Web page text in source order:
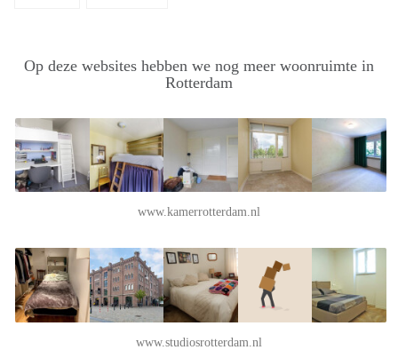
Op deze websites hebben we nog meer woonruimte in
Rotterdam
www.kamerrotterdam.nl
www.studiosrotterdam.nl